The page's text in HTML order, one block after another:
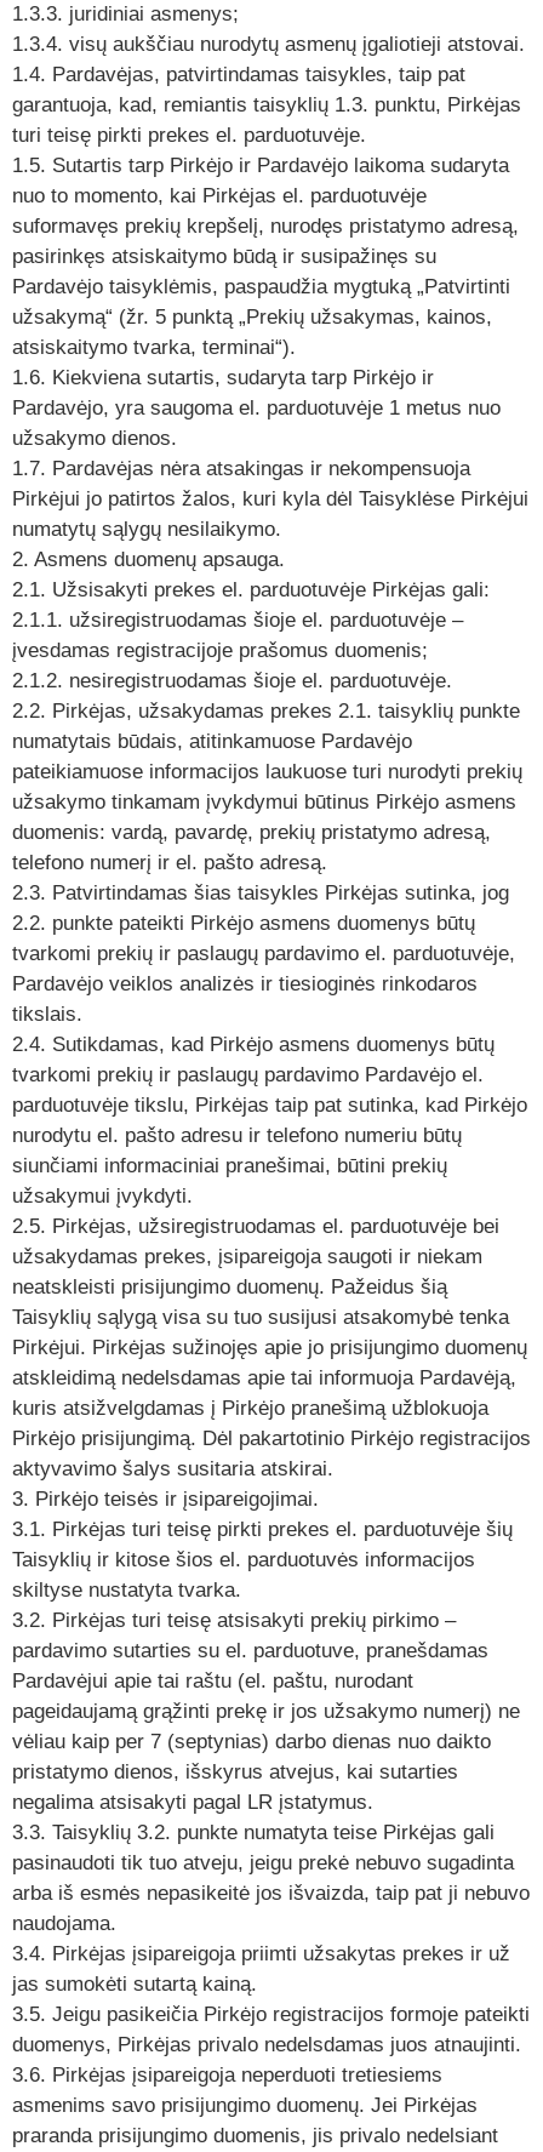
1.3.3. juridiniai asmenys;
1.3.4. visų aukščiau nurodytų asmenų įgaliotieji atstovai.
1.4. Pardavėjas, patvirtindamas taisykles, taip pat
garantuoja, kad, remiantis taisyklių 1.3. punktu, Pirkėjas
turi teisę pirkti prekes el. parduotuvėje.
1.5. Sutartis tarp Pirkėjo ir Pardavėjo laikoma sudaryta
nuo to momento, kai Pirkėjas el. parduotuvėje
suformavęs prekių krepšelį, nurodęs pristatymo adresą,
pasirinkęs atsiskaitymo būdą ir susipažinęs su
Pardavėjo taisyklėmis, paspaudžia mygtuką „Patvirtinti
užsakymą“ (žr. 5 punktą „Prekių užsakymas, kainos,
atsiskaitymo tvarka, terminai“).
1.6. Kiekviena sutartis, sudaryta tarp Pirkėjo ir
Pardavėjo, yra saugoma el. parduotuvėje 1 metus nuo
užsakymo dienos.
1.7. Pardavėjas nėra atsakingas ir nekompensuoja
Pirkėjui jo patirtos žalos, kuri kyla dėl Taisyklėse Pirkėjui
numatytų sąlygų nesilaikymo.
2. Asmens duomenų apsauga.
2.1. Užsisakyti prekes el. parduotuvėje Pirkėjas gali:
2.1.1. užsiregistruodamas šioje el. parduotuvėje –
įvesdamas registracijoje prašomus duomenis;
2.1.2. nesiregistruodamas šioje el. parduotuvėje.
2.2. Pirkėjas, užsakydamas prekes 2.1. taisyklių punkte
numatytais būdais, atitinkamuose Pardavėjo
pateikiamuose informacijos laukuose turi nurodyti prekių
užsakymo tinkamam įvykdymui būtinus Pirkėjo asmens
duomenis: vardą, pavardę, prekių pristatymo adresą,
telefono numerį ir el. pašto adresą.
2.3. Patvirtindamas šias taisykles Pirkėjas sutinka, jog
2.2. punkte pateikti Pirkėjo asmens duomenys būtų
tvarkomi prekių ir paslaugų pardavimo el. parduotuvėje,
Pardavėjo veiklos analizės ir tiesioginės rinkodaros
tikslais.
2.4. Sutikdamas, kad Pirkėjo asmens duomenys būtų
tvarkomi prekių ir paslaugų pardavimo Pardavėjo el.
parduotuvėje tikslu, Pirkėjas taip pat sutinka, kad Pirkėjo
nurodytu el. pašto adresu ir telefono numeriu būtų
siunčiami informaciniai pranešimai, būtini prekių
užsakymui įvykdyti.
2.5. Pirkėjas, užsiregistruodamas el. parduotuvėje bei
užsakydamas prekes, įsipareigoja saugoti ir niekam
neatskleisti prisijungimo duomenų. Pažeidus šią
Taisyklių sąlygą visa su tuo susijusi atsakomybė tenka
Pirkėjui. Pirkėjas sužinojęs apie jo prisijungimo duomenų
atskleidimą nedelsdamas apie tai informuoja Pardavėją,
kuris atsižvelgdamas į Pirkėjo pranešimą užblokuoja
Pirkėjo prisijungimą. Dėl pakartotinio Pirkėjo registracijos
aktyvavimo šalys susitaria atskirai.
3. Pirkėjo teisės ir įsipareigojimai.
3.1. Pirkėjas turi teisę pirkti prekes el. parduotuvėje šių
Taisyklių ir kitose šios el. parduotuvės informacijos
skiltyse nustatyta tvarka.
3.2. Pirkėjas turi teisę atsisakyti prekių pirkimo –
pardavimo sutarties su el. parduotuve, pranešdamas
Pardavėjui apie tai raštu (el. paštu, nurodant
pageidaujamą grąžinti prekę ir jos užsakymo numerį) ne
vėliau kaip per 7 (septynias) darbo dienas nuo daikto
pristatymo dienos, išskyrus atvejus, kai sutarties
negalima atsisakyti pagal LR įstatymus.
3.3. Taisyklių 3.2. punkte numatyta teise Pirkėjas gali
pasinaudoti tik tuo atveju, jeigu prekė nebuvo sugadinta
arba iš esmės nepasikeitė jos išvaizda, taip pat ji nebuvo
naudojama.
3.4. Pirkėjas įsipareigoja priimti užsakytas prekes ir už
jas sumokėti sutartą kainą.
3.5. Jeigu pasikeičia Pirkėjo registracijos formoje pateikti
duomenys, Pirkėjas privalo nedelsdamas juos atnaujinti.
3.6. Pirkėjas įsipareigoja neperduoti tretiesiems
asmenims savo prisijungimo duomenų. Jei Pirkėjas
praranda prisijungimo duomenis, jis privalo nedelsiant